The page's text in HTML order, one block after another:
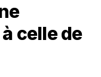
celle de